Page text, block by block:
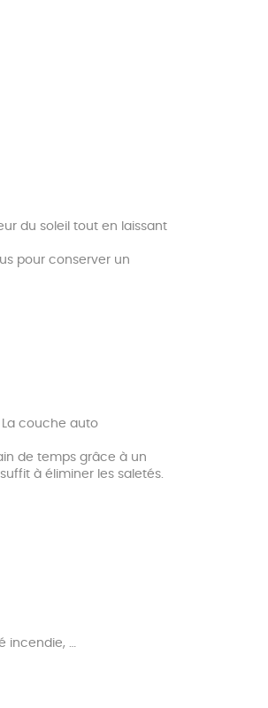
du soleil tout en laissant
pour conserver un
couche auto
de temps grâce à un
à éliminer les saletés.
incendie, …